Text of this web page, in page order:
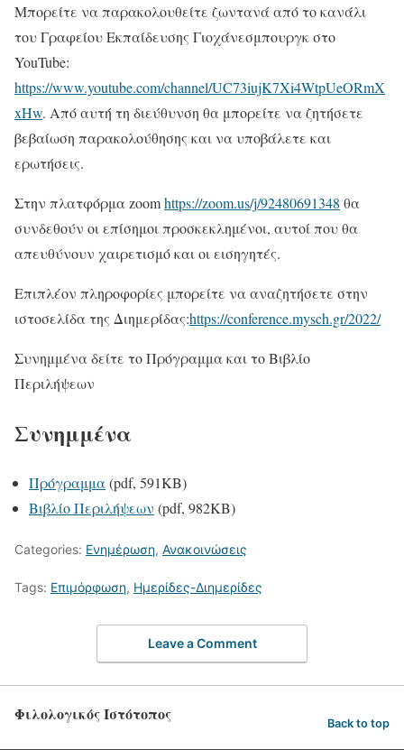
Μπορείτε να παρακολουθείτε ζωντανά από το κανάλι
του Γραφείου Εκπαίδευσης Γιοχάνεσμπουργκ στο
YouTube:
https://www.youtube.com/channel/UC73iujK7Xi4WtpUeORmX
xHw. Από αυτή τη διεύθυνση θα μπορείτε να ζητήσετε
βεβαίωση παρακολούθησης και να υποβάλετε και
ερωτήσεις.
Στην πλατφόρμα zoomhttps://zoom.us/j/92480691348 θα
συνδεθούν οι επίσημοι προσκεκλημένοι, αυτοί που θα
απευθύνουν χαιρετισμό και οι εισηγητές.
Επιπλέον πληροφορίες μπορείτε να αναζητήσετε στην
ιστοσελίδα της Διημερίδας:https://conference.mysch.gr/2022/
Συνημμένα δείτε το Πρόγραμμα και το Βιβλίο
Περιλήψεων
Συνημμένα
Πρόγραμμα(pdf, 591KB)
Βιβλίο Περιλήψεων (pdf, 982KB)
Categories: Ενημέρωση, Ανακοινώσεις
Tags: Επιμόρφωση, Ημερίδες-Διημερίδες
Leave a Comment
Φιλολογικός Ιστότοπος Back to top